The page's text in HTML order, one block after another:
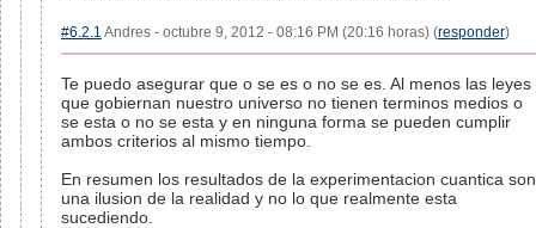
#6.2.1 Andres - octubre 9, 2012 - 08:16 PM (20:16 horas) (responder)
Te puedo asegurar que o se es o no se es. Al menos las leyes
que gobiernan nuestro universo no tienen terminos medios o
se esta o no se esta y en ninguna forma se pueden cumplir
ambos criterios al mismo tiempo.
En resumen los resultados de la experimentacion cuantica son
una ilusion de la realidad y no lo que realmente esta
sucediendo.